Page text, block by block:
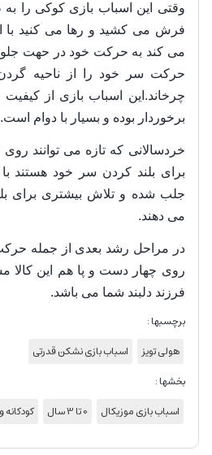
وقتی این اسباب بازی کوکی را
فرش می کشید و رها می کنید با
می کند به حرکت خود در حهت جلو
حرکت سر خود را از ناحیه
چرخاند.این اسباب بازی از
برخوردار بوده و بسیار با دوام است.
خردسالانی که تازه می توانند
برای بلند کردن سر خود هستند
جلب شده و تلاش بیشتری برای
می دهند.
در مراحل رشد بعدی از جمله
روی چهار دست و پا هم این
فرزند دلبند شما می باشد.
برچسبها :
هولی تویز
اسباب بازی نشکن قدرتی
بخشها :
اسباب بازی موزیکال
0 تا 3 سال